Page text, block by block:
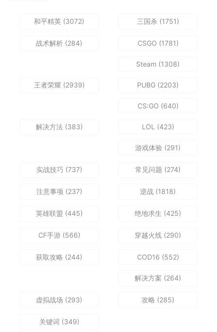
和平精英 (3072) 三国杀(1751)
战术解析 (284) CSGO (1781)
Steam (1308)
王者荣耀 (2939) PUBG (2203)
CS:GO (640)
解决方法(383) LOL (423)
游戏体验 (291)
实战技巧 (737) 常见问题 (274)
注意事项 (237) 逆战 (1818)
英雄联盟 (445) 绝地求生 (425)
CF手游(566) 穿越火线 (290)
获取攻略 (244) COD16 (552)
解决方案 (264)
虚拟战场 (293) 攻略 (285)
关键词 (349)